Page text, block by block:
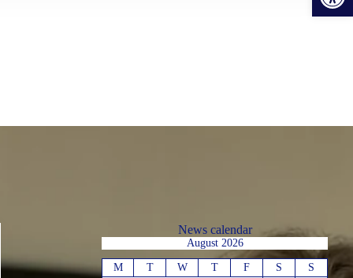
News calendar
August 2026
M T W T F S
S